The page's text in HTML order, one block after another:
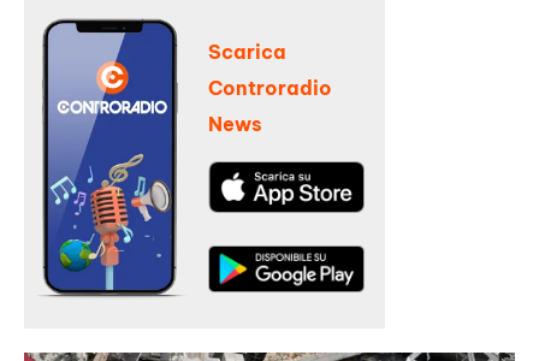
Scarica
Controradio
News